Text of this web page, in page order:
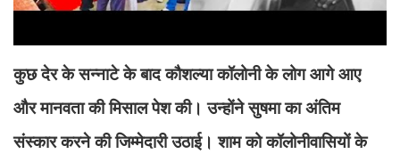
कुछ देर के सन्नाटे के बाद कौशल्या कॉलोनी के लोग आगे आए
और मानवता की मिसाल पेश की। उन्होंने सुषमा का अंतिम
संस्कार करने की जिम्मेदारी उठाई। शाम को कॉलोनीवासियों के